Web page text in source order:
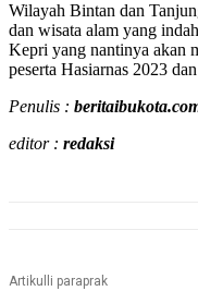
Wilayah Bintan dan
dan wisata alam yang
Kepri yang nantinya akan
peserta Hasiarnas 2023
Penulis :
editor : redaksi
Artikulli paraprak